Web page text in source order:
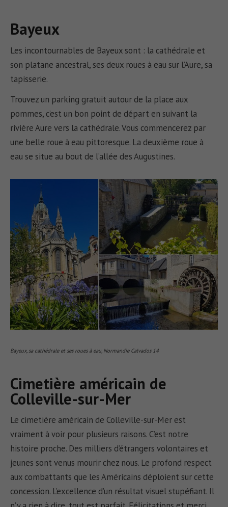
Bayeux
Les incontournables de Bayeux sont : la cathédrale et
son platane ancestral, ses deux roues à eau sur l’Aure, sa
tapisserie.
Trouvez un parking gratuit autour de la place aux
pommes, c’est un bon point de départ en suivant la
rivière Aure vers la cathédrale. Vous commencerez par
une belle roue à eau pittoresque. La deuxième roue à
eau se situe au bout de l’allée des Augustines.
Bayeux, sa cathédrale et ses roues à eau, Normandie Calvados 14
Cimetière américain de
Colleville-sur-Mer
Le cimetière américain de Colleville-sur-Mer est
vraiment à voir pour plusieurs raisons. C’est notre
histoire proche. Des milliers d’étrangers volontaires et
jeunes sont venus mourir chez nous. Le profond respect
aux combattants que les Américains déploient sur cette
concession. L’excellence d’un résultat visuel stupéfiant. Il